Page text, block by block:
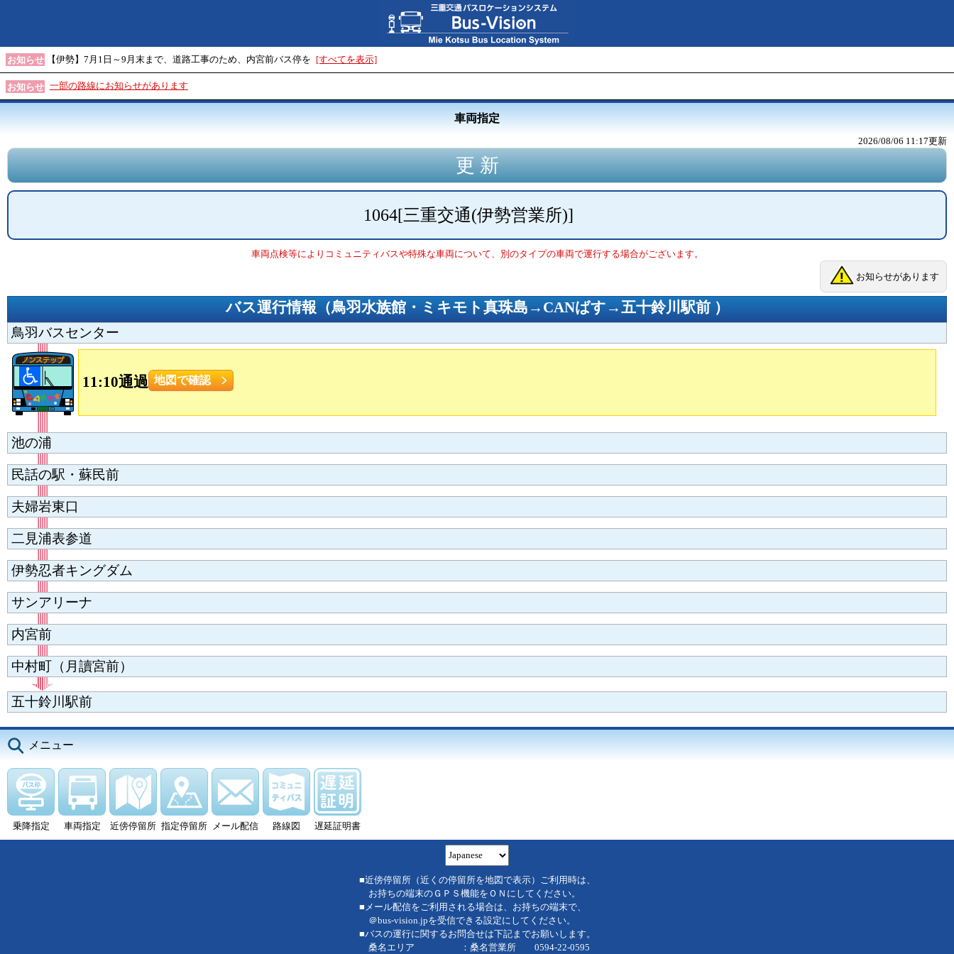
お知らせ 【伊勢】7月1日～9月末まで、道路工事のため、内宮前バス停を [すべてを表示]
お知らせ 一部の路線にお知らせがあります
車両指定
2026/08/06 11:17更新
1064[三重交通(伊勢営業所)]
車両点検等によりコミュニティバスや特殊な車両について、別のタイプの車両で運行する場合がございます。
お知らせがあります
バス運行情報（鳥羽水族館・ミキモト真珠島→CANばす→五十鈴川駅前 ）
鳥羽バスセンター
11:10通過 地図で確認
池の浦
民話の駅・蘇民前
夫婦岩東口
二見浦表参道
伊勢忍者キングダム
サンアリーナ
内宮前
中村町（月讀宮前）
五十鈴川駅前
メニュー
乗降指定 車両指定 近傍停留所 指定停留所 メール配信 路線図 遅延証明書
■近傍停留所（近くの停留所を地図で表示）ご利用時は、
お持ちの端末のＧＰＳ機能をＯＮにしてください。
■メール配信をご利用される場合は、お持ちの端末で、
＠bus-vision.jpを受信できる設定にしてください。
■バスの運行に関するお問合せは下記までお願いします。
桑名エリア ：桑名営業所 0594-22-0595